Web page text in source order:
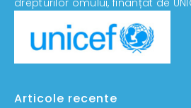
drepturilor omului, finanțat de
Articole recente